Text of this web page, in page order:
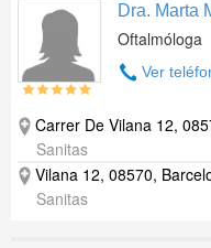
Dra. Marta
Oftalmóloga
Ver
Carrer De Vilana 12,
Sanitas
Vilana 12, 08570,
Sanitas